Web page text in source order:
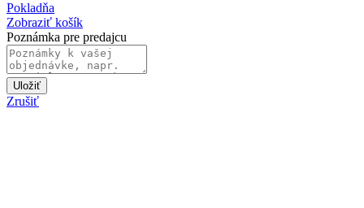
Pokladňa
Zobraziť košík
Poznámka pre predajcu
Uložiť
Zrušiť